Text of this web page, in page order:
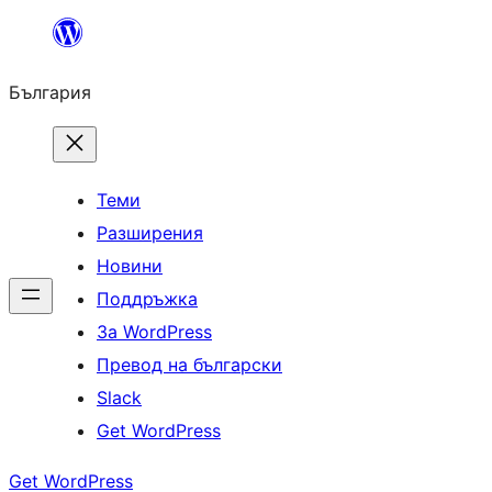
България
Теми
Разширения
Новини
Поддръжка
За WordPress
Превод на български
Slack
Get WordPress
Get WordPress